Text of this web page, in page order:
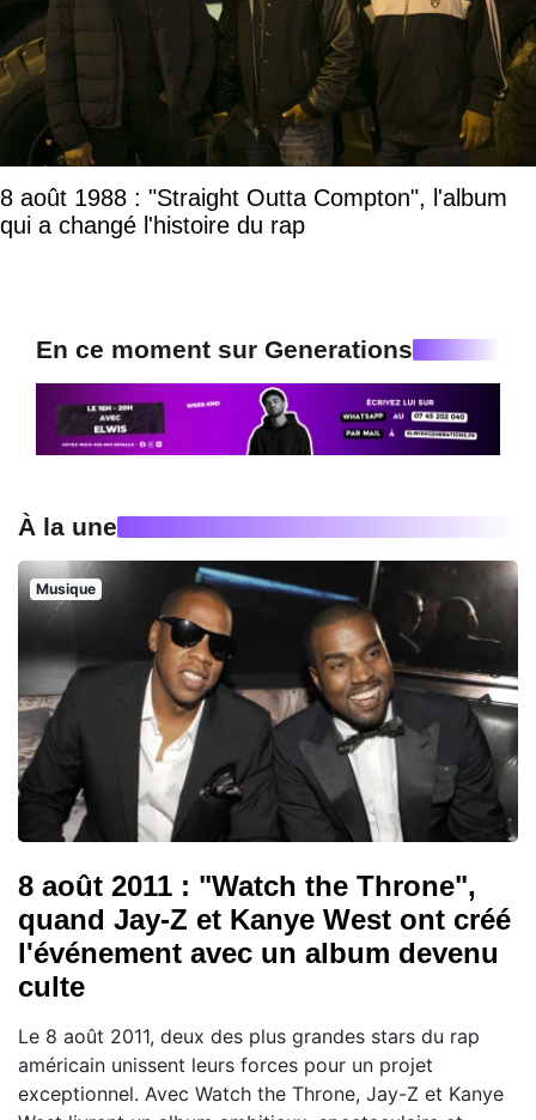
8 août 1988 : "Straight Outta Compton", l'album
qui a changé l'histoire du rap
En ce moment sur Generations
À la une
Musique
8 août 2011 : "Watch the Throne",
quand Jay-Z et Kanye West ont créé
l'événement avec un album devenu
culte
Le 8 août 2011, deux des plus grandes stars du rap
américain unissent leurs forces pour un projet
exceptionnel. Avec Watch the Throne, Jay-Z et Kanye